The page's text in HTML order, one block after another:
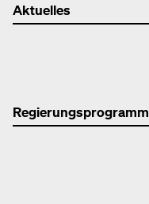
Aktuelles
Regierungsprogramm